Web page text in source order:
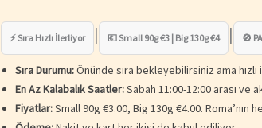
⚡ Sıra Hızlı İlerliyor | 💶 Small 90g €3 | Big 130g €4 | 🚫
Sıra Durumu:Önünde sıra bekleyebilirsiniz ama
En Az Kalabalık Saatler:Sabah 11:00-12:00 arası ve
Fiyatlar:Small 90g €3.00, Big 130g €4.00.